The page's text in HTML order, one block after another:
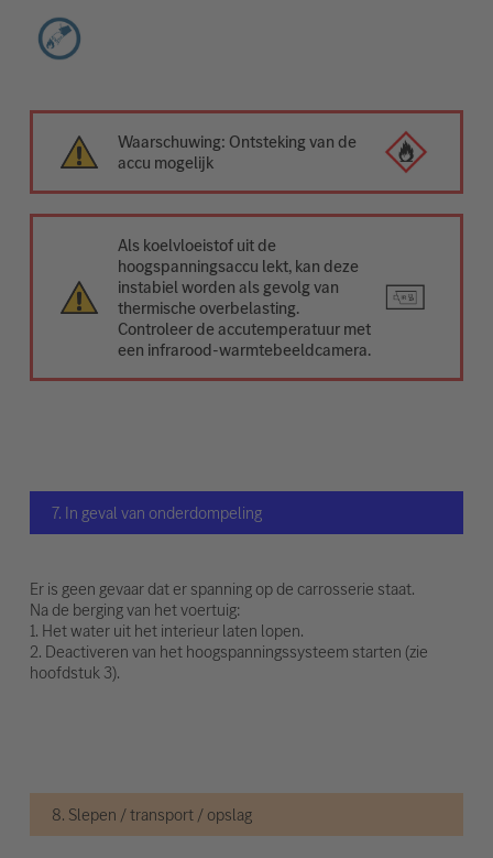
Waarschuwing: Ontsteking van de
accu mogelijk
Als koelvloeistof uit de
hoogspanningsaccu lekt, kan deze
instabiel worden als gevolg van
thermische overbelasting.
Controleer de accutemperatuur met
een infrarood-warmtebeeldcamera.
7. In geval van onderdompeling
Er is geen gevaar dat er spanning op de carrosserie staat.
Na de berging van het voertuig:
1. Het water uit het interieur laten lopen.
2. Deactiveren van het hoogspanningssysteem starten (zie
hoofdstuk 3).
8. Slepen / transport / opslag